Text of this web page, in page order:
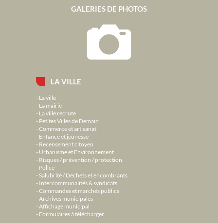
LA VILLE
La ville
La mairie
La ville recrute
Petites Villes de Demain
Commerce et artisanat
Enfance et jeunesse
Recensement citoyen
Urbanisme et Environnement
Risques / prévention / protection
Police
Salubrité / Déchets et encombrants
Intercommunalités & syndicats
Commandes et marchés publics
Archives municipales
Affichage municipal
Formulaires à télécharger
GALERIES DE PHOTOS